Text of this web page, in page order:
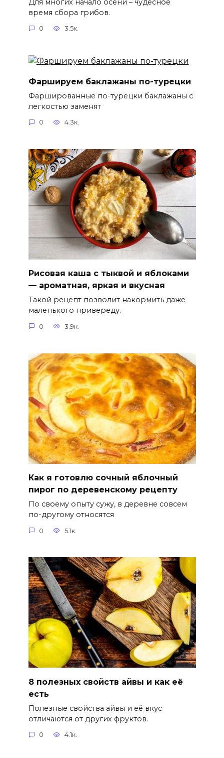
Для многих начало осени – чудесное
время сбора грибов.
0 3.5к.
Фаршируем баклажаны по-турецки
Фаршированные по-турецки баклажаны с
легкостью заменят
0 4.3к.
Рисовая каша с тыквой и яблоками
— ароматная, яркая и вкусная
Такой рецепт позволит накормить даже
маленького привереду.
0 3.9к.
Как я готовлю сочный яблочный
пирог по деревенскому рецепту
По своему опыту сужу, в деревне совсем
по-другому относятся
0 5.1к.
8 полезных свойств айвы и как её
есть
Полезные свойства айвы и её вкус
отличаются от других фруктов.
0 4.1к.